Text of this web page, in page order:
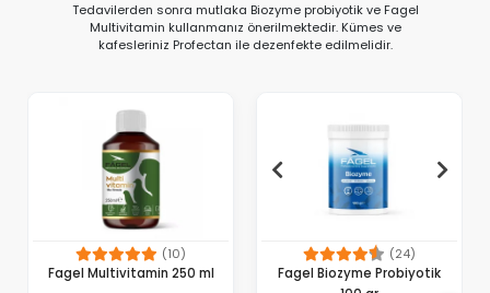
Tedavilerden sonra mutlaka Biozyme probiyotik ve Fagel
Multivitamin kullanmanız önerilmektedir. Kümes ve
kafesleriniz Profectan ile dezenfekte edilmelidir.
(10)
Fagel Multivitamin 250 ml
(24)
Fagel Biozyme Probiyotik